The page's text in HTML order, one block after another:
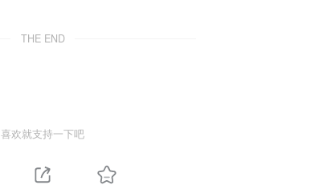
THE END
喜欢就支持一下吧